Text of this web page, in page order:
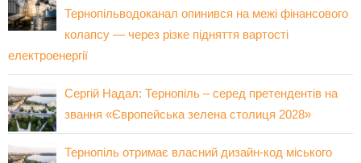
Тернопільводоканал опинився на межі фінансового
колапсу — через різке підняття вартості
електроенергії
Сергій Надал: Тернопіль – серед претендентів на
звання «Європейська зелена столиця 2028»
Тернопіль отримає власний дизайн-код міського